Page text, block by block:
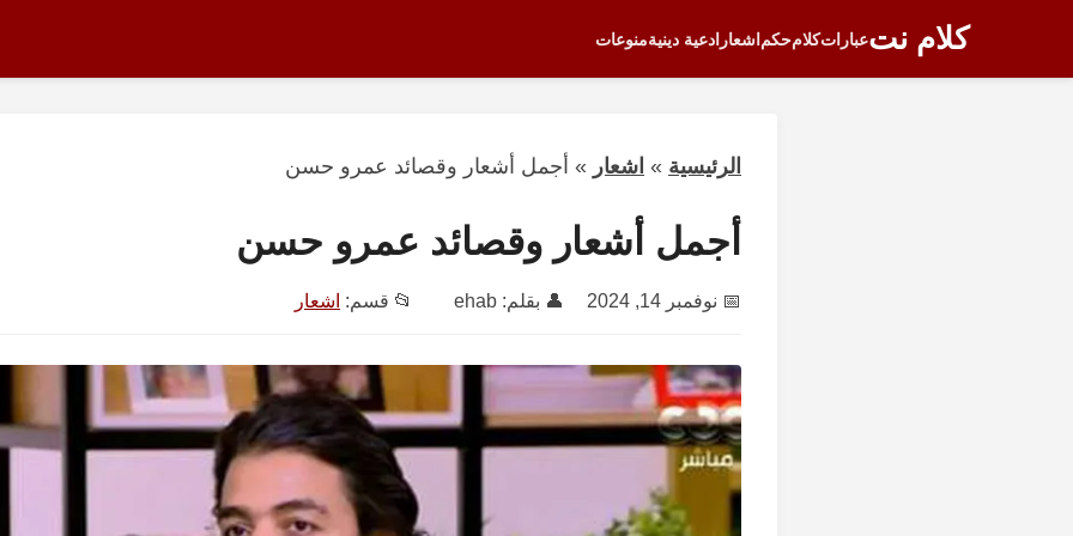
كلام نتعباراتكلامحكم اشعار ادعية دينيةمنوعات
الرئيسية » اشعار » أجمل أشعار وقصائد عمرو حسن
أجمل أشعار وقصائد عمرو حسن
📅 نوفمبر 14, 2024 👤 بقلم: ehab 📂 قسم: اشعار